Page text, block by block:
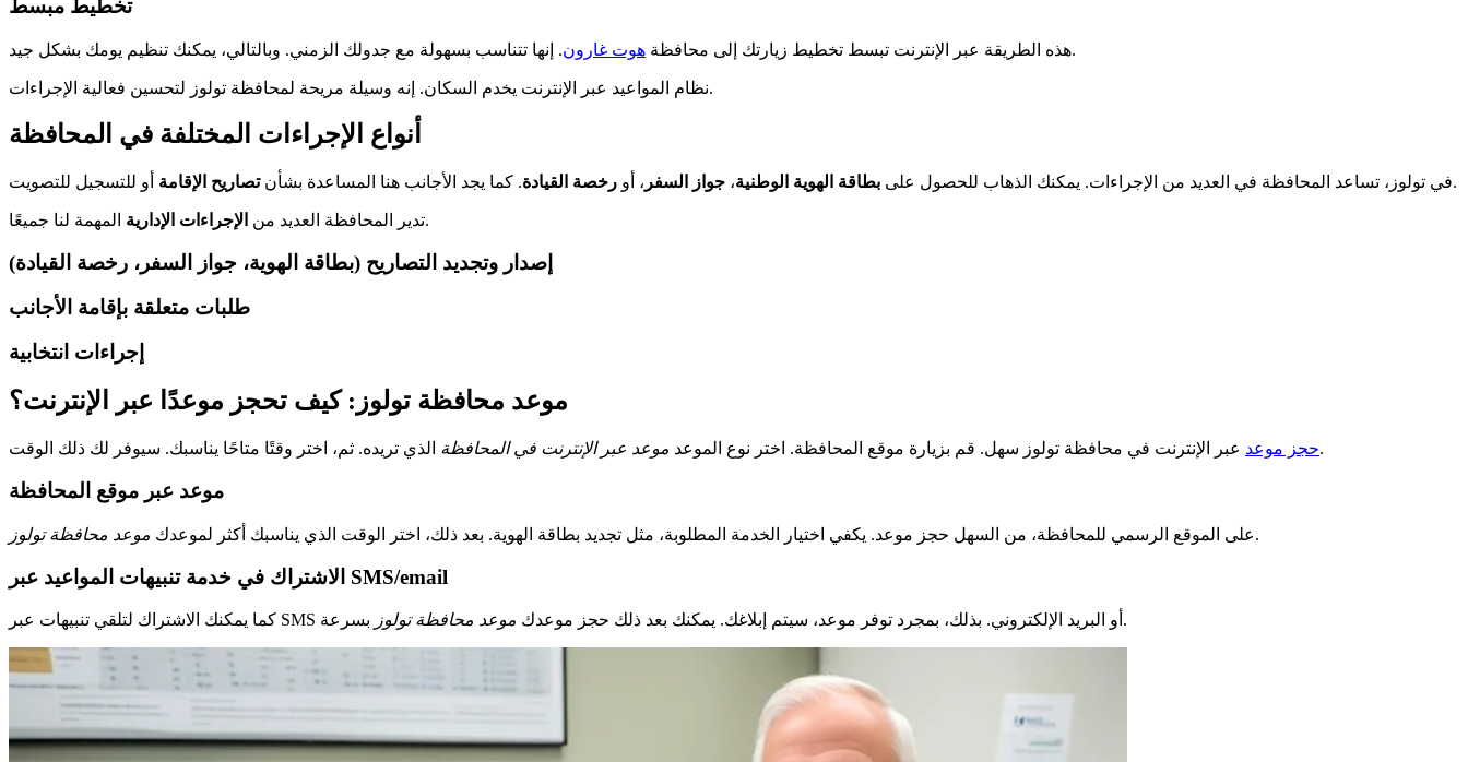
تخطيط مبسط
هذه الطريقة عبر الإنترنت تبسط تخطيط زيارتك إلى محافظة هوت غارون . إنها تتناسب بسهولة مع جدولك الزمني. وبالتالي، يمكنك تنظيم يومك بشكل جيد.
نظام المواعيد عبر الإنترنت يخدم السكان. إنه وسيلة مريحة لمحافظة تولوز لتحسين فعالية الإجراءات.
أنواع الإجراءات المختلفة في المحافظة
في تولوز، تساعد المحافظة في العديد من الإجراءات. يمكنك الذهاب للحصول على بطاقة الهوية الوطنية، جواز السفر ، أو رخصة القيادة. كما يجد الأجانب هنا المساعدة بشأنتصاريح الإقامة أو للتسجيل للتصويت.
تدير المحافظة العديد من الإجراءات الإدارية المهمة لنا جميعًا.
إصدار وتجديد التصاريح (بطاقة الهوية، جواز السفر، رخصة القيادة)
طلبات متعلقة بإقامة الأجانب
إجراءات انتخابية
موعد محافظة تولوز: كيف تحجز موعدًا عبر الإنترنت؟
حجز موعد عبر الإنترنت في محافظة تولوز سهل. قم بزيارة موقع المحافظة. اختر نوع الموعد موعد عبر الإنترنت في المحافظة الذي تريده. ثم، اختر وقتًا متاحًا يناسبك. سيوفر لك ذلك الوقت.
موعد عبر موقع المحافظة
على الموقع الرسمي للمحافظة، من السهل حجز موعد. يكفي اختيار الخدمة المطلوبة، مثل تجديد بطاقة الهوية. بعد ذلك، اختر الوقت الذي يناسبك أكثر لموعدك موعد محافظة تولوز .
الاشتراك في خدمة تنبيهات المواعيد عبر SMS/email
كما يمكنك الاشتراك لتلقي تنبيهات عبر SMS أو البريد الإلكتروني. بذلك، بمجرد توفر موعد، سيتم إبلاغك. يمكنك بعد ذلك حجز موعدك موعد محافظة تولوز بسرعة.